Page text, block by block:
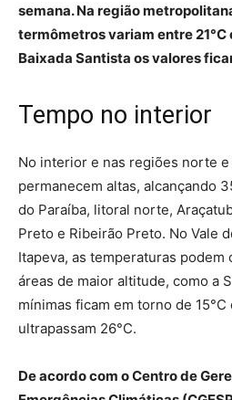
semana. Na região
termômetros variam entre 21°C
Baixada Santista os valores
Tempo no interior
No interior e nas regiões norte e
permanecem altas, alcançando
do Paraíba, litoral norte,
Preto e Ribeirão Preto. No Vale
Itapeva, as temperaturas podem
áreas de maior altitude, como a
mínimas ficam em torno de 15°C
ultrapassam 26°C.
De acordo com o Centro de